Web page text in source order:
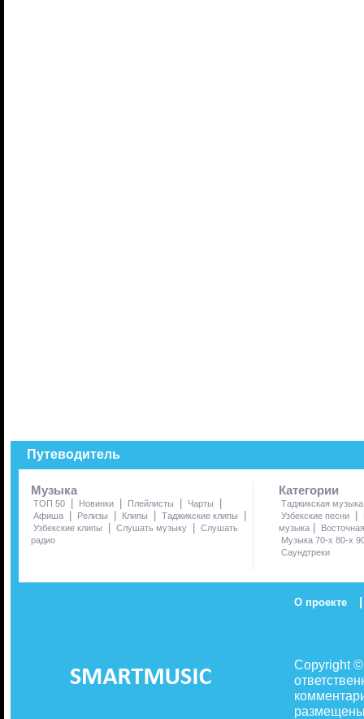
Путеводитель
Музыка
ТОП 50 | Новинки | Плейлисты | Чарты |
Афиша | Релизы | Клипы | Таджикские клипы |
Узбекские клипы | Слушать музыку | Слушать
радио
Категории
Таджикская музыка
Узбекские песни
|
музыка |
Музыка 70-х 80-х
Саундтреки
О проекте |
Copyright
размещены